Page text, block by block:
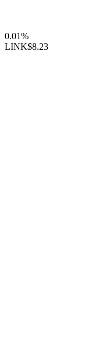
0.01%
LINK$8.23